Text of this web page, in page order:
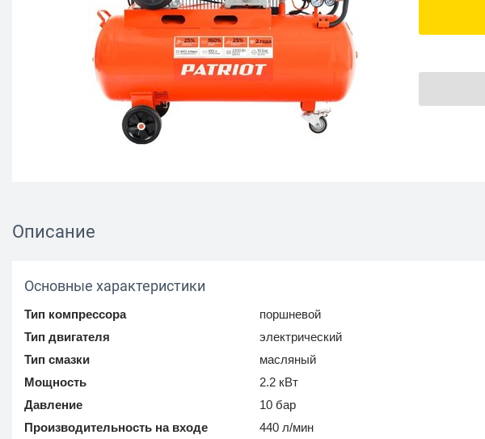
Описание
Основные характеристики
Тип компрессора
поршневой
Тип двигателя
электрический
Тип смазки
масляный
Мощность
2.2 кВт
Давление
10 бар
Производительность на входе
440 л/мин